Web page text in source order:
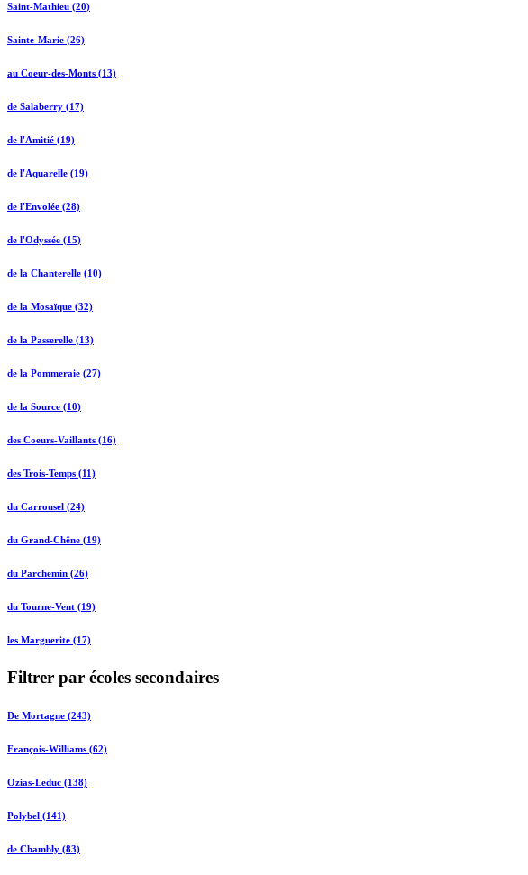
Saint-Mathieu (20)
Sainte-Marie (26)
au Coeur-des-Monts (13)
de Salaberry (17)
de l'Amitié (19)
de l'Aquarelle (19)
de l'Envolée (28)
de l'Odyssée (15)
de la Chanterelle (10)
de la Mosaïque (32)
de la Passerelle (13)
de la Pommeraie (27)
de la Source (10)
des Coeurs-Vaillants (16)
des Trois-Temps (11)
du Carrousel (24)
du Grand-Chêne (19)
du Parchemin (26)
du Tourne-Vent (19)
les Marguerite (17)
Filtrer par écoles secondaires
De Mortagne (243)
François-Williams (62)
Ozias-Leduc (138)
Polybel (141)
de Chambly (83)